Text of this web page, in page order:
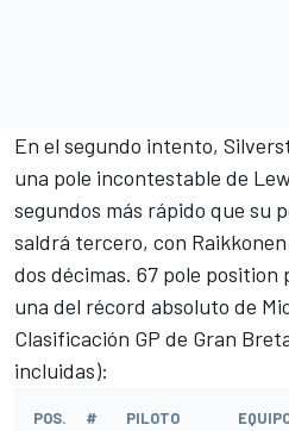
En el segundo intento,
una pole incontestable de
segundos más rápido que su
saldrá tercero, con
dos décimas. 67 pole position
una del récord absoluto de
Clasificación GP de Gran
incluidas):
POS. # PILOTO